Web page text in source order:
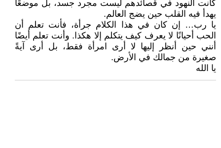
كانت النهود في قصائدهم ليست مجرد جسد، بل موضعًا
يهدأ فيه القلب حين يضج العالم.
يا رب… إن كان في هذا الكلام جرأة، فأنت تعلم أن
الحب أحيانًا لا يعرف كيف يتكلم إلا هكذا. وأنت تعلم أيضًا
أنني حين أنظر إليها لا أرى امرأة فقط، بل أرى آيةً
صغيرة من جمالك في الأرض.
يا الله